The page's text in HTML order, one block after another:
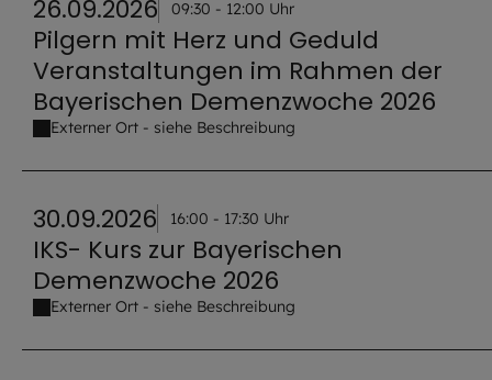
26.09.2026 09:30 - 12:00 Uhr
Pilgern mit Herz und Geduld
Veranstaltungen im Rahmen der
Bayerischen Demenzwoche 2026
Externer Ort - siehe Beschreibung
30.09.2026 16:00 - 17:30 Uhr
IKS- Kurs zur Bayerischen
Demenzwoche 2026
Externer Ort - siehe Beschreibung